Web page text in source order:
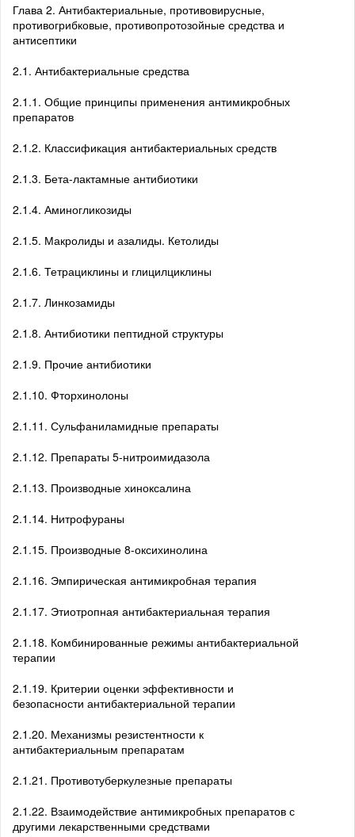
Глава 2. Антибактериальные, противовирусные,
противогрибковые, противопротозойные средства и
антисептики
2.1. Антибактериальные средства
2.1.1. Общие принципы применения антимикробных
препаратов
2.1.2. Классификация антибактериальных средств
2.1.3. Бета-лактамные антибиотики
2.1.4. Аминогликозиды
2.1.5. Макролиды и азалиды. Кетолиды
2.1.6. Тетрациклины и глицилциклины
2.1.7. Линкозамиды
2.1.8. Антибиотики пептидной структуры
2.1.9. Прочие антибиотики
2.1.10. Фторхинолоны
2.1.11. Сульфаниламидные препараты
2.1.12. Препараты 5-нитроимидазола
2.1.13. Производные хиноксалина
2.1.14. Нитрофураны
2.1.15. Производные 8-оксихинолина
2.1.16. Эмпирическая антимикробная терапия
2.1.17. Этиотропная антибактериальная терапия
2.1.18. Комбинированные режимы антибактериальной
терапии
2.1.19. Критерии оценки эффективности и
безопасности антибактериальной терапии
2.1.20. Механизмы резистентности к
антибактериальным препаратам
2.1.21. Противотуберкулезные препараты
2.1.22. Взаимодействие антимикробных препаратов с
другими лекарственными средствами